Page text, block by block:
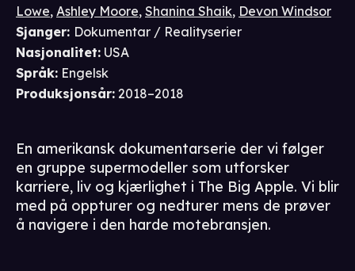
Lowe, Ashley Moore, Shanina Shaik, Devon Windsor
Sjanger: Dokumentar / Realityserier
Nasjonalitet: USA
Språk: Engelsk
Produksjonsår: 2018–2018
En amerikansk dokumentarserie der vi følger
en gruppe supermodeller som utforsker
karriere, liv og kjærlighet i The Big Apple. Vi blir
med på oppturer og nedturer mens de prøver
å navigere i den harde motebransjen.